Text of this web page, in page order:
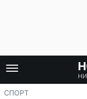
СПОРТ